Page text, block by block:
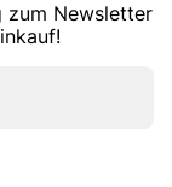
zum Newsletter